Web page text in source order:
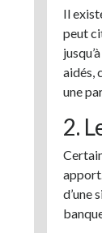
Il
peut
aidés,
une
2.
d’une